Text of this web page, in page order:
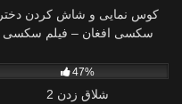
کوس نمایی و شاش کردن دختر
سکسی افغان – فیلم سکسی
47%
شلاق زدن 2